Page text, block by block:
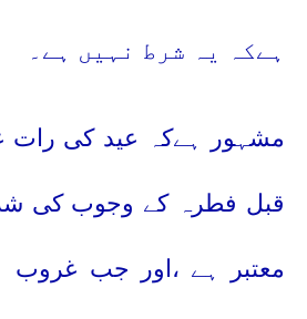
ہےکہ یہ شرط نہیں ہے۔
مشہور ہےکہ عید کی رات
قبل فطرہ کے وجوب کی
معتبر ہے ،اور جب غروب